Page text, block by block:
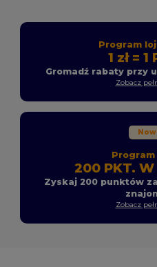
Program
1 zł =
Gromadź rabaty przy
Zobacz
Program
200 PKT. W
Zyskaj 200 punktów
Zobacz